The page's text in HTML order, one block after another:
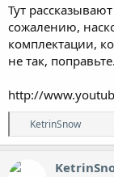
Тут
сожалению,
комплектации,
не так,
http://
Р
е
а
KetrinSnow